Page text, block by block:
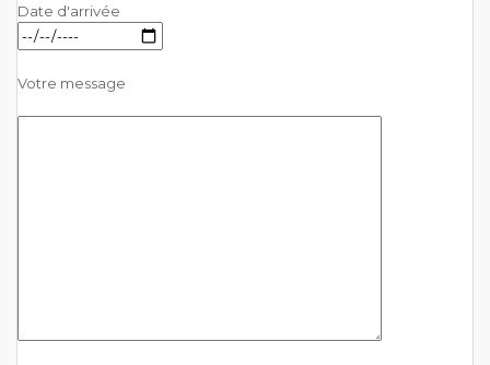
Date d'arrivée
Votre message